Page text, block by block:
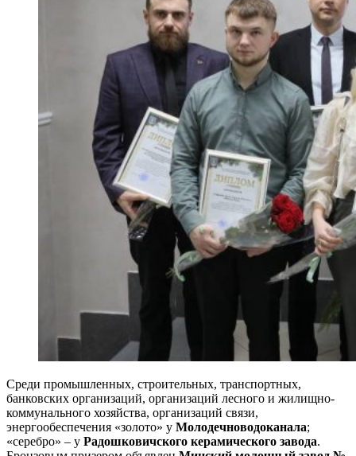
Среди промышленных, строительных, транспортных,
банковских организаций, организаций лесного и жилищно-
коммунального хозяйства, организаций связи,
энергообеспечения «золото» у Молодечноводоканала;
«серебро» – у Радошковичского керамического завода.